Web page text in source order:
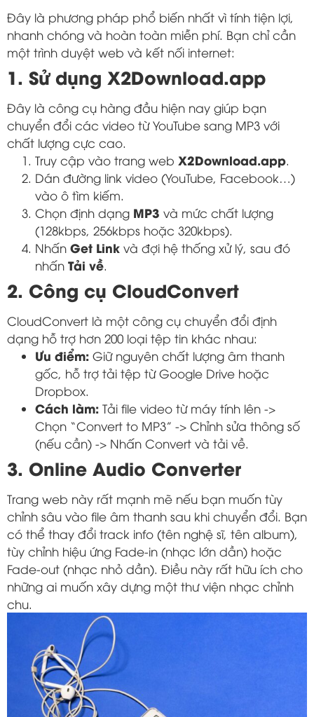
Đây là phương pháp phổ biến nhất vì tính tiện lợi,
nhanh chóng và hoàn toàn miễn phí. Bạn chỉ cần
một trình duyệt web và kết nối internet:
1. Sử dụng X2Download.app
Đây là công cụ hàng đầu hiện nay giúp bạn
chuyển đổi các video từ YouTube sang MP3 với
chất lượng cực cao.
Truy cập vào trang web X2Download.app.
Dán đường link video (YouTube, Facebook…)
vào ô tìm kiếm.
Chọn định dạng MP3 và mức chất lượng
(128kbps, 256kbps hoặc 320kbps).
Nhấn Get Link và đợi hệ thống xử lý, sau đó
nhấn Tải về.
2. Công cụ CloudConvert
CloudConvert là một công cụ chuyển đổi định
dạng hỗ trợ hơn 200 loại tệp tin khác nhau:
Ưu điểm: Giữ nguyên chất lượng âm thanh
gốc, hỗ trợ tải tệp từ Google Drive hoặc
Dropbox.
Cách làm: Tải file video từ máy tính lên ->
Chọn “Convert to MP3” -> Chỉnh sửa thông số
(nếu cần) -> Nhấn Convert và tải về.
3. Online Audio Converter
Trang web này rất mạnh mẽ nếu bạn muốn tùy
chỉnh sâu vào file âm thanh sau khi chuyển đổi. Bạn
có thể thay đổi track info (tên nghệ sĩ, tên album),
tùy chỉnh hiệu ứng Fade-in (nhạc lớn dần) hoặc
Fade-out (nhạc nhỏ dần). Điều này rất hữu ích cho
những ai muốn xây dựng một thư viện nhạc chỉnh
chu.